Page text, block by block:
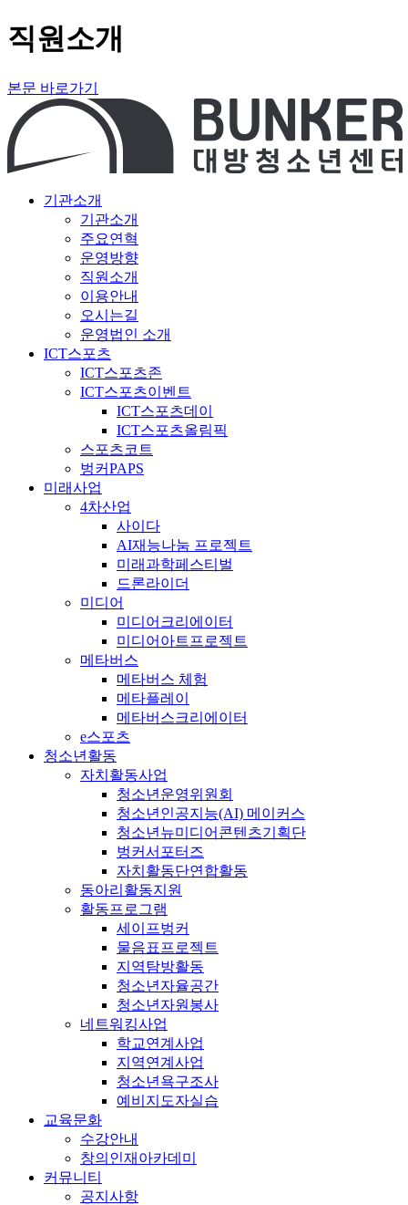
직원소개
본문 바로가기
기관소개
기관소개
주요연혁
운영방향
직원소개
이용안내
오시는길
운영법인 소개
ICT스포츠
ICT스포츠존
ICT스포츠이벤트
ICT스포츠데이
ICT스포츠올림픽
스포츠코트
벙커PAPS
미래사업
4차산업
사이다
AI재능나눔 프로젝트
미래과학페스티벌
드론라이더
미디어
미디어크리에이터
미디어아트프로젝트
메타버스
메타버스 체험
메타플레이
메타버스크리에이터
e스포츠
청소년활동
자치활동사업
청소년운영위원회
청소년인공지능(AI) 메이커스
청소년뉴미디어콘텐츠기획단
벙커서포터즈
자치활동단연합활동
동아리활동지원
활동프로그램
세이프벙커
물음표프로젝트
지역탐방활동
청소년자율공간
청소년자원봉사
네트워킹사업
학교연계사업
지역연계사업
청소년욕구조사
예비지도자실습
교육문화
수강안내
창의인재아카데미
커뮤니티
공지사항